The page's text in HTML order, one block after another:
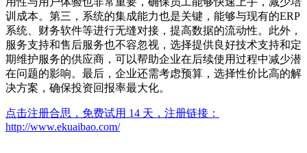
训成本。第三，系统的集成能力也是关键，能够与现有的ERP
系统、财务软件等进行无缝对接，提高数据的流动性。此外，
服务支持和售后服务也不容忽视，选择提供良好技术支持和定
期维护服务的供应商，可以帮助企业在后续使用过程中减少潜
在问题的影响。最后，企业还需考虑预算，选择性价比高的解
决方案，确保投资回报率最大化。
点击注册合思，免费试用 14 天，注册链接：
http://www.ekuaibao.com/